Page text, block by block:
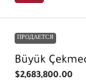
ПРОДАЕТСЯ
Büyük
$2,683,800.00